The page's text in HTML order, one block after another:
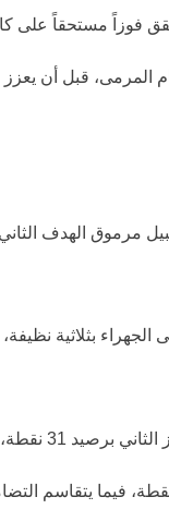
فوزاً مستحقاً على
الجهراء بثلاثية
برصيد 31 نقطة، ثم